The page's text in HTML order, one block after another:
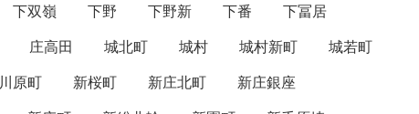
下双嶺 下野 下野新 下番
下冨居
庄高田 城北町 城村 城村新町
城若町
原町 新桜町 新庄北町
新庄銀座